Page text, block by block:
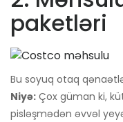
paketləri
Bu soyuq otaq
Niyə: Çox güman ki,
pisləşmədən əvvəl